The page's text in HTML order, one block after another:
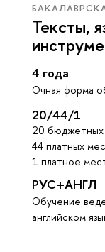
Тексты,
4 года
Очная форма
20/44/1
20
44 платных
1 платное
РУС+АНГЛ
Обучение
английском